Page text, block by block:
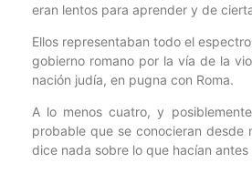
eran lentos para aprender y de
Ellos representaban todo el
gobierno romano por la vía de la
nación judía, en pugna con Roma.
A lo menos cuatro, y
probable que se conocieran desde
dice nada sobre lo que hacían